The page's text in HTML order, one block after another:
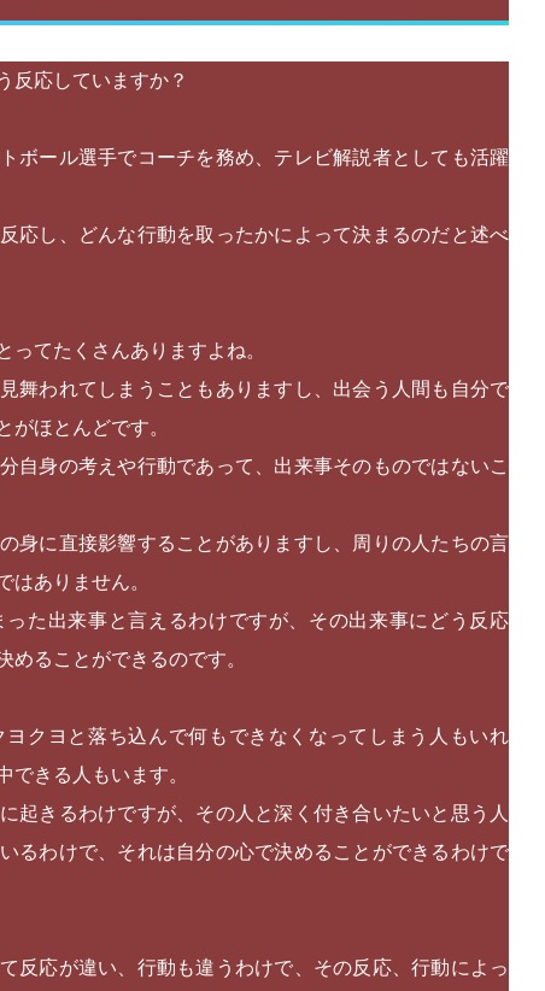
反応していますか？
ボール選手でコーチを務め、テレビ解説者としても活躍
応し、どんな行動を取ったかによって決まるのだと述べ
てたくさんありますよね。
舞われてしまうこともありますし、出会う人間も自分で
ほとんどです。
自身の考えや行動であって、出来事そのものではないこ
身に直接影響することがありますし、周りの人たちの言
ありません。
た出来事と言えるわけですが、その出来事にどう反応
めることができるのです。
クヨと落ち込んで何もできなくなってしまう人もいれ
きる人もいます。
起きるわけですが、その人と深く付き合いたいと思う人
るわけで、それは自分の心で決めることができるわけで
反応が違い、行動も違うわけで、その反応、行動によっ